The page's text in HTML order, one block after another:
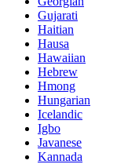
Gujarati
Haitian
Hausa
Hawaiian
Hebrew
Hmong
Hungarian
Icelandic
Igbo
Javanese
Kannada